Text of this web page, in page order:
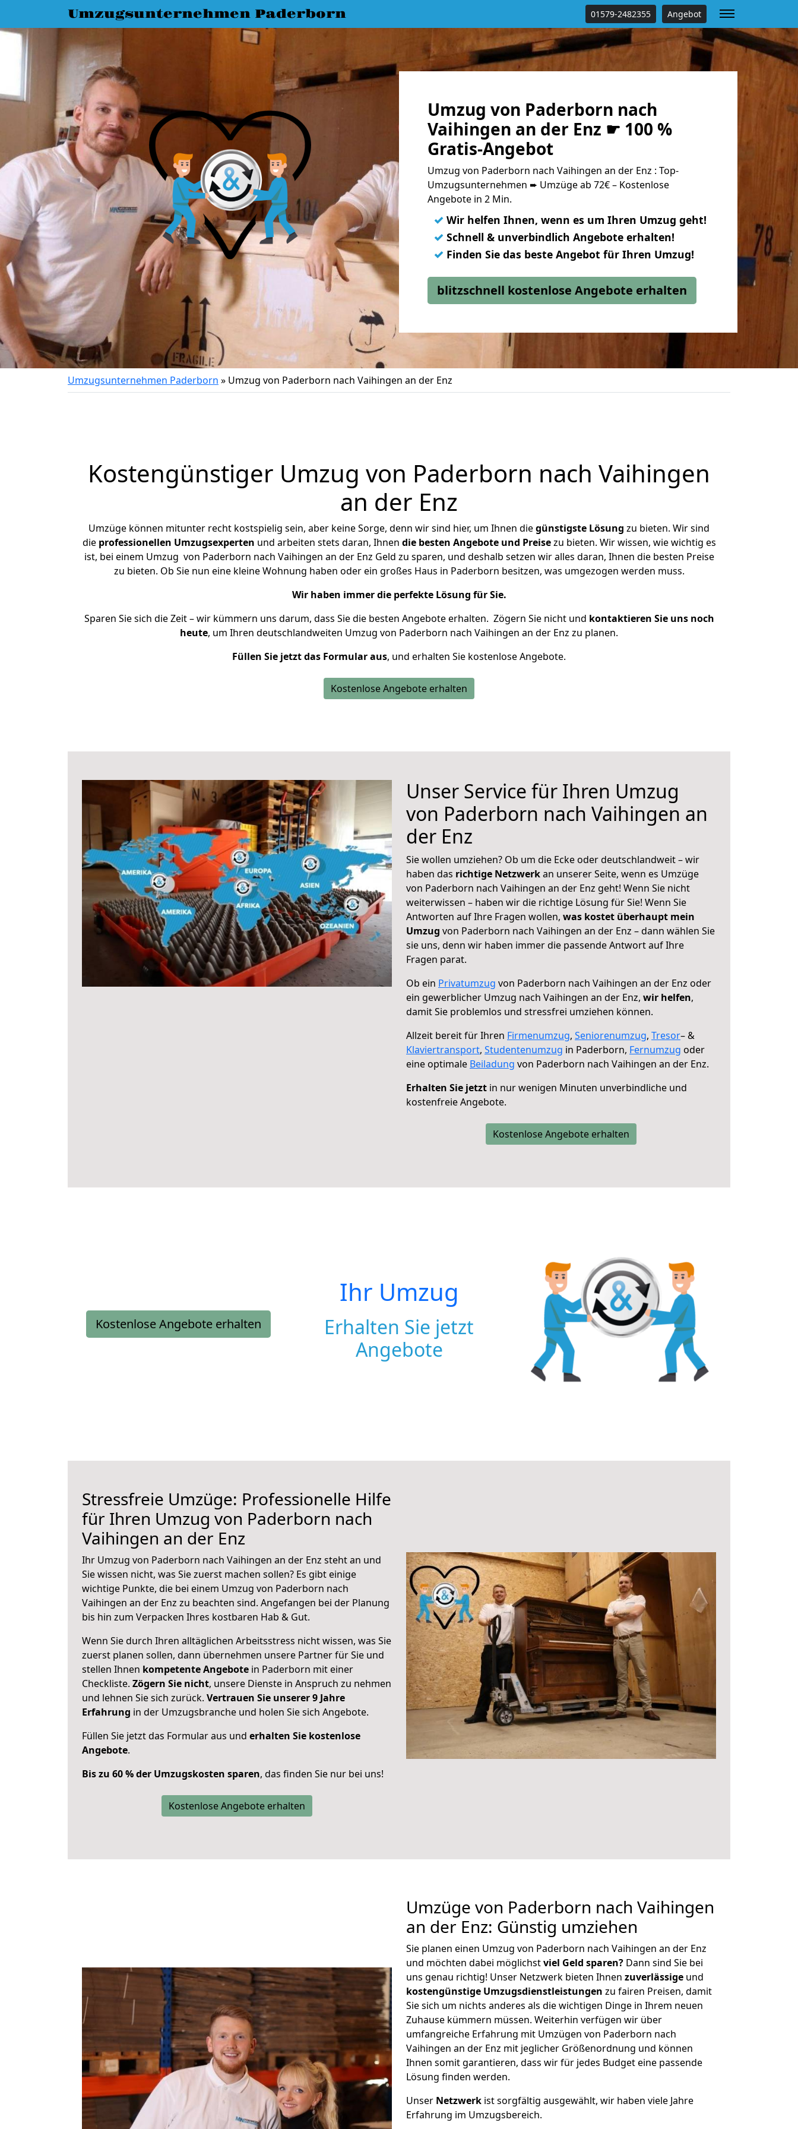
Umzugsunternehmen Paderborn 01579-2482355 Angebot
Umzug von Paderborn nach
Vaihingen an der Enz ☛ 100 %
Gratis-Angebot
Umzug von Paderborn nach Vaihingen an der Enz : Top-
Umzugsunternehmen ➨ Umzüge ab 72€ – Kostenlose
Angebote in 2 Min.
✓ Wir helfen Ihnen, wenn es um Ihren Umzug geht!
✓ Schnell & unverbindlich Angebote erhalten!
✓ Finden Sie das beste Angebot für Ihren Umzug!
blitzschnell kostenlose Angebote erhalten
Umzugsunternehmen Paderborn » Umzug von Paderborn nach Vaihingen an der Enz
Kostengünstiger Umzug von Paderborn nach Vaihingen
an der Enz
Umzüge können mitunter recht kostspielig sein, aber keine Sorge, denn wir sind hier, um Ihnen diegünstigste Lösung zu bieten. Wir sind
die professionellen Umzugsexperten und arbeiten stets daran, Ihnen die besten Angebote und Preisezu bieten. Wir wissen, wie wichtig es
ist, bei einem Umzug von Paderborn nach Vaihingen an der Enz Geld zu sparen, und deshalb setzen wir alles daran, Ihnen die besten Preise
zu bieten. Ob Sie nun eine kleine Wohnung haben oder ein großes Haus in Paderborn besitzen, was umgezogen werden muss.
Wir haben immer die perfekte Lösung für Sie.
Sparen Sie sich die Zeit – wir kümmern uns darum, dass Sie die besten Angebote erhalten. Zögern Sie nicht und kontaktieren Sie uns noch
heute, um Ihren deutschlandweiten Umzug von Paderborn nach Vaihingen an der Enz zu planen.
Füllen Sie jetzt das Formular aus, und erhalten Sie kostenlose Angebote.
Kostenlose Angebote erhalten
Unser Service für Ihren Umzug
von Paderborn nach Vaihingen an
der Enz
Sie wollen umziehen? Ob um die Ecke oder deutschlandweit – wir
haben das richtige Netzwerkan unserer Seite, wenn es Umzüge
von Paderborn nach Vaihingen an der Enz geht! Wenn Sie nicht
weiterwissen – haben wir die richtige Lösung für Sie! Wenn Sie
Antworten auf Ihre Fragen wollen, was kostet überhaupt mein
Umzug von Paderborn nach Vaihingen an der Enz – dann wählen Sie
sie uns, denn wir haben immer die passende Antwort auf Ihre
Fragen parat.
Ob ein Privatumzug von Paderborn nach Vaihingen an der Enz oder
ein gewerblicher Umzug nach Vaihingen an der Enz, wir helfen,
damit Sie problemlos und stressfrei umziehen können.
Allzeit bereit für Ihren Firmenumzug, Seniorenumzug, Tresor– &
Klaviertransport, Studentenumzug in Paderborn, Fernumzug oder
eine optimale Beiladung von Paderborn nach Vaihingen an der Enz.
Erhalten Sie jetzt in nur wenigen Minuten unverbindliche und
kostenfreie Angebote.
Kostenlose Angebote erhalten
Kostenlose Angebote erhalten
Ihr Umzug
Erhalten Sie jetzt
Angebote
Stressfreie Umzüge: Professionelle Hilfe
für Ihren Umzug von Paderborn nach
Vaihingen an der Enz
Ihr Umzug von Paderborn nach Vaihingen an der Enz steht an und
Sie wissen nicht, was Sie zuerst machen sollen? Es gibt einige
wichtige Punkte, die bei einem Umzug von Paderborn nach
Vaihingen an der Enz zu beachten sind. Angefangen bei der Planung
bis hin zum Verpacken Ihres kostbaren Hab & Gut.
Wenn Sie durch Ihren alltäglichen Arbeitsstress nicht wissen, was Sie
zuerst planen sollen, dann übernehmen unsere Partner für Sie und
stellen Ihnen kompetente Angebote in Paderborn mit einer
Checkliste. Zögern Sie nicht, unsere Dienste in Anspruch zu nehmen
und lehnen Sie sich zurück. Vertrauen Sie unserer 9 Jahre
Erfahrung in der Umzugsbranche und holen Sie sich Angebote.
Füllen Sie jetzt das Formular aus und erhalten Sie kostenlose
Angebote.
Bis zu 60 % der Umzugskosten sparen, das finden Sie nur bei uns!
Kostenlose Angebote erhalten
Umzüge von Paderborn nach Vaihingen
an der Enz: Günstig umziehen
Sie planen einen Umzug von Paderborn nach Vaihingen an der Enz
und möchten dabei möglichstviel Geld sparen? Dann sind Sie bei
uns genau richtig! Unser Netzwerk bieten Ihnen zuverlässige und
kostengünstige Umzugsdienstleistungen zu fairen Preisen, damit
Sie sich um nichts anderes als die wichtigen Dinge in Ihrem neuen
Zuhause kümmern müssen. Weiterhin verfügen wir über
umfangreiche Erfahrung mit Umzügen von Paderborn nach
Vaihingen an der Enz mit jeglicher Größenordnung und können
Ihnen somit garantieren, dass wir für jedes Budget eine passende
Lösung finden werden.
Unser Netzwerk ist sorgfältig ausgewählt, wir haben viele Jahre
Erfahrung im Umzugsbereich.